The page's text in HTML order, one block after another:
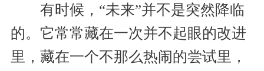
有时候，“未来”并不是突然降临
的。它常常藏在一次并不起眼的改进
里，藏在一个不那么热闹的尝试里，